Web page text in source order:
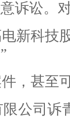
诉讼。
新科技
，甚至
公司诉